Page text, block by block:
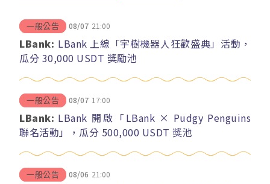
一般公告 08/07 21:00
LBank: LBank 上線「宇樹機器人狂歡盛典」活動，
瓜分 30,000 USDT 獎勵池
一般公告 08/07 17:00
LBank: LBank 開啟「LBank × Pudgy Penguins
聯名活動」，瓜分 500,000 USDT 獎池
一般公告 08/06 21:00